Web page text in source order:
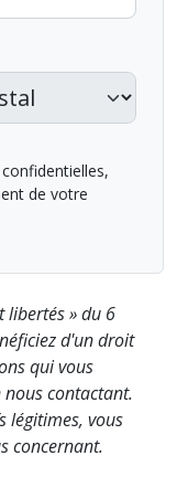
de votre
libertés » du 6
d'un droit
qui vous
nous contactant.
légitimes, vous
concernant.